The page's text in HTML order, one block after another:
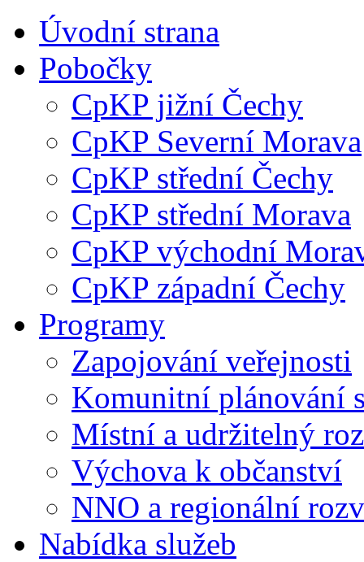
Úvodní strana
Pobočky
CpKP jižní Čechy
CpKP Severní Morava
CpKP střední Čechy
CpKP střední Morava
CpKP východní
CpKP západní Čechy
Programy
Zapojování veřejnosti
Komunitní plánování
Místní a udržitelný
Výchova k občanství
NNO a regionální
Nabídka služeb